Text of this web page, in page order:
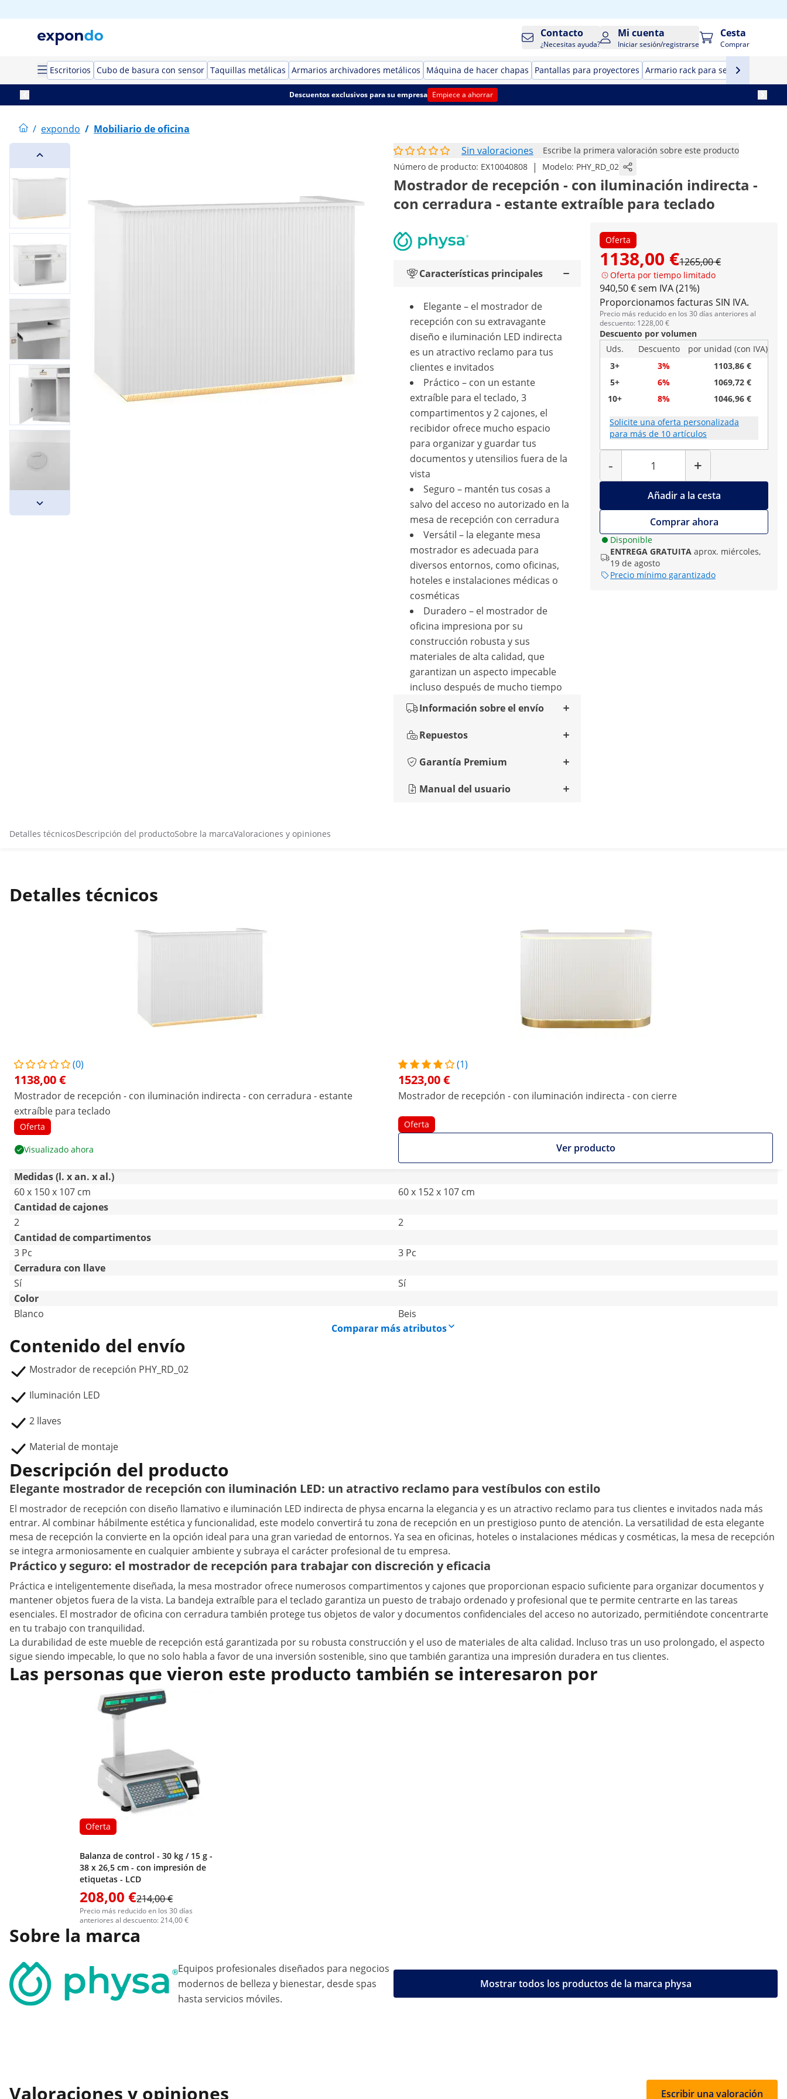
Contacto
¿Necesitas ayuda?
Mi cuenta
Iniciar sesión/registrarse
Cesta
Comprar
Escritorios Cubo de basura con sensor Taquillas metálicas Armarios archivadores metálicos Máquina de hacer chapas Pantallas para proyectores Armario rack para servidor
Descuentos exclusivos para su empresa Empiece a ahorrar
/ expondo / Mobiliario de oficina
Sin valoraciones
Escribe la primera valoración sobre este producto
Número de producto: EX10040808 | Modelo: PHY_RD_02
Mostrador de recepción - con iluminación indirecta -
con cerradura - estante extraíble para teclado
Oferta
1138,00 €1265,00 €
Oferta por tiempo limitado
940,50 € sem IVA (21%)
Proporcionamos facturas SIN IVA.
Precio más reducido en los 30 días anteriores al
descuento: 1228,00 €
Descuento por volumen
Uds.
Descuento
por unidad (con IVA)
3+
3%
1103,86 €
5+
6%
1069,72 €
10+
8% 1046,96 €
Solicite una oferta personalizada
para más de 10 artículos
-
Cantidad
+
Añadir a la cesta
Comprar ahora
Disponible
ENTREGA GRATUITA aprox. miércoles,
19 de agosto
Precio mínimo garantizado
Características principales
Elegante – el mostrador de
recepción con su extravagante
diseño e iluminación LED indirecta
es un atractivo reclamo para tus
clientes e invitados
Práctico – con un estante
extraíble para el teclado, 3
compartimentos y 2 cajones, el
recibidor ofrece mucho espacio
para organizar y guardar tus
documentos y utensilios fuera de la
vista
Seguro – mantén tus cosas a
salvo del acceso no autorizado en la
mesa de recepción con cerradura
Versátil – la elegante mesa
mostrador es adecuada para
diversos entornos, como oficinas,
hoteles e instalaciones médicas o
cosméticas
Duradero – el mostrador de
oficina impresiona por su
construcción robusta y sus
materiales de alta calidad, que
garantizan un aspecto impecable
incluso después de mucho tiempo
Información sobre el envío
Repuestos
Garantía Premium
Manual del usuario
Detalles técnicosDescripción del productoSobre la marcaValoraciones y opiniones
Detalles técnicos
(0)
1138,00 €
Mostrador de recepción - con iluminación indirecta - con cerradura - estante
extraíble para teclado
Oferta
Visualizado ahora
(1)
1523,00 €
Mostrador de recepción - con iluminación indirecta - con cierre
Oferta
Ver producto
Medidas (l. x an. x al.)
60 x 150 x 107 cm
60 x 152 x 107 cm
Cantidad de cajones
2
2
Cantidad de compartimentos
3 Pc
3 Pc
Cerradura con llave
Sí
Sí
Color
Blanco
Beis
Comparar más atributos
Contenido del envío
Mostrador de recepción PHY_RD_02
Iluminación LED
2 llaves
Material de montaje
Descripción del producto
Elegante mostrador de recepción con iluminación LED: un atractivo reclamo para vestíbulos con estilo
El mostrador de recepción con diseño llamativo e iluminación LED indirecta de physa encarna la elegancia y es un atractivo reclamo para tus clientes e invitados nada más
entrar. Al combinar hábilmente estética y funcionalidad, este modelo convertirá tu zona de recepción en un prestigioso punto de atención. La versatilidad de esta elegante
mesa de recepción la convierte en la opción ideal para una gran variedad de entornos. Ya sea en oficinas, hoteles o instalaciones médicas y cosméticas, la mesa de recepción
se integra armoniosamente en cualquier ambiente y subraya el carácter profesional de tu empresa.
Práctico y seguro: el mostrador de recepción para trabajar con discreción y eficacia
Práctica e inteligentemente diseñada, la mesa mostrador ofrece numerosos compartimentos y cajones que proporcionan espacio suficiente para organizar documentos y
mantener objetos fuera de la vista. La bandeja extraíble para el teclado garantiza un puesto de trabajo ordenado y profesional que te permite centrarte en las tareas
esenciales. El mostrador de oficina con cerradura también protege tus objetos de valor y documentos confidenciales del acceso no autorizado, permitiéndote concentrarte
en tu trabajo con tranquilidad.
La durabilidad de este mueble de recepción está garantizada por su robusta construcción y el uso de materiales de alta calidad. Incluso tras un uso prolongado, el aspecto
sigue siendo impecable, lo que no solo habla a favor de una inversión sostenible, sino que también garantiza una impresión duradera en tus clientes.
Las personas que vieron este producto también se interesaron por
Oferta
Balanza de control - 30 kg / 15 g -
38 x 26,5 cm - con impresión de
etiquetas - LCD
208,00 €214,00 €
Precio más reducido en los 30 días
anteriores al descuento: 214,00 €
Sobre la marca
Equipos profesionales diseñados para negocios
modernos de belleza y bienestar, desde spas
hasta servicios móviles.
Mostrar todos los productos de la marca physa
Valoraciones y opiniones Escribir una valoración